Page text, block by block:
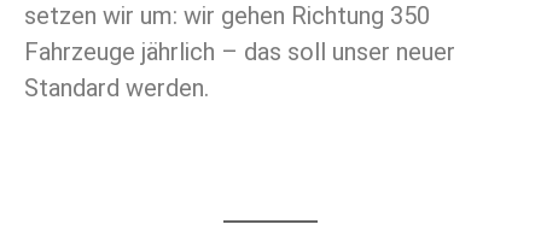
setzen wir um: wir gehen Richtung 350
Fahrzeuge jährlich – das soll unser neuer
Standard werden.